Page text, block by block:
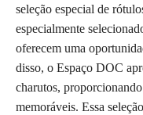
seleção especial de
especialmente
oferecem uma
disso, o Espaço DOC
charutos,
memoráveis. Essa